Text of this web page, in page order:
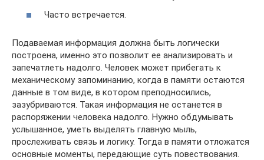
Часто встречается.
Подаваемая информация должна быть логически
построена, именно это позволит ее анализировать и
запечатлеть надолго. Человек может прибегать к
механическому запоминанию, когда в памяти остаются
данные в том виде, в котором преподносились,
зазубриваются. Такая информация не останется в
распоряжении человека надолго. Нужно обдумывать
услышанное, уметь выделять главную мыль,
прослеживать связь и логику. Тогда в памяти отложатся
основные моменты, передающие суть повествования.